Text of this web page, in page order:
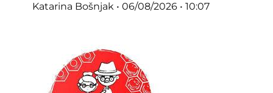
Katarina Bošnjak 06/08/2026 10:07